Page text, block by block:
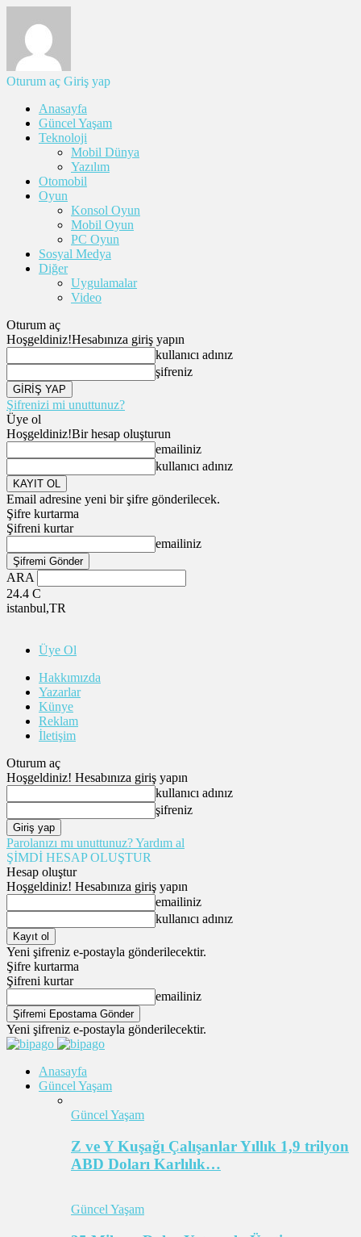
Oturum aç Giriş yap
Anasayfa
Güncel Yaşam
Teknoloji
Mobil Dünya
Yazılım
Otomobil
Oyun
Konsol Oyun
Mobil Oyun
PC Oyun
Sosyal Medya
Diğer
Uygulamalar
Video
Oturum aç
Hoşgeldiniz!Hesabınıza giriş yapın
kullanıcı adınız
şifreniz
Şifrenizi mi unuttunuz?
Üye ol
Hoşgeldiniz!Bir hesap oluşturun
emailiniz
kullanıcı adınız
Email adresine yeni bir şifre gönderilecek.
Şifre kurtarma
Şifreni kurtar
emailiniz
ARA
24.4 C
istanbul,TR
Üye Ol
Hakkımızda
Yazarlar
Künye
Reklam
İletişim
Oturum aç
Hoşgeldiniz! Hesabınıza giriş yapın
kullanıcı adınız
şifreniz
Parolanızı mı unuttunuz? Yardım al
ŞİMDİ HESAP OLUŞTUR
Hesap oluştur
Hoşgeldiniz! Hesabınıza giriş yapın
emailiniz
kullanıcı adınız
Yeni şifreniz e-postayla gönderilecektir.
Şifre kurtarma
Şifreni kurtar
emailiniz
Yeni şifreniz e-postayla gönderilecektir.
Anasayfa
Güncel Yaşam
Güncel Yaşam
Z ve Y Kuşağı Çalışanlar Yıllık 1,9 trilyon
ABD Doları Karlılık…
Güncel Yaşam